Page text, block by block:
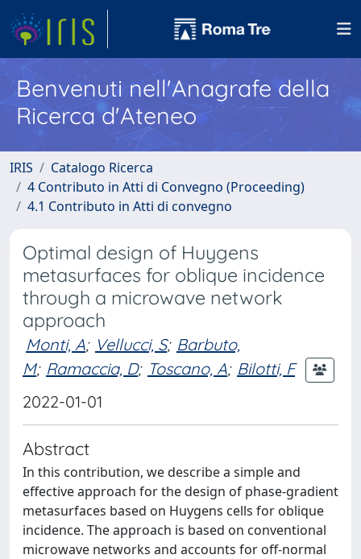
Benvenuti nell'Anagrafe della
Ricerca d'Ateneo
IRIS
Catalogo Ricerca
4 Contributo in Atti di Convegno (Proceeding)
4.1 Contributo in Atti di convegno
Optimal design of Huygens
metasurfaces for oblique incidence
through a microwave network
approach
Monti, A; Vellucci, S; Barbuto,
M; Ramaccia, D; Toscano, A; Bilotti, F
2022-01-01
Abstract
In this contribution, we describe a simple and
effective approach for the design of phase-gradient
metasurfaces based on Huygens cells for oblique
incidence. The approach is based on conventional
microwave networks and accounts for off-normal